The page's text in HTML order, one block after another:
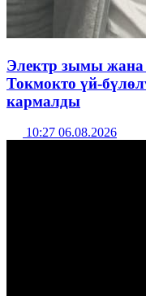
Электр зымы жана
Токмокто үй-
кармалды
10:27 06.08.2026